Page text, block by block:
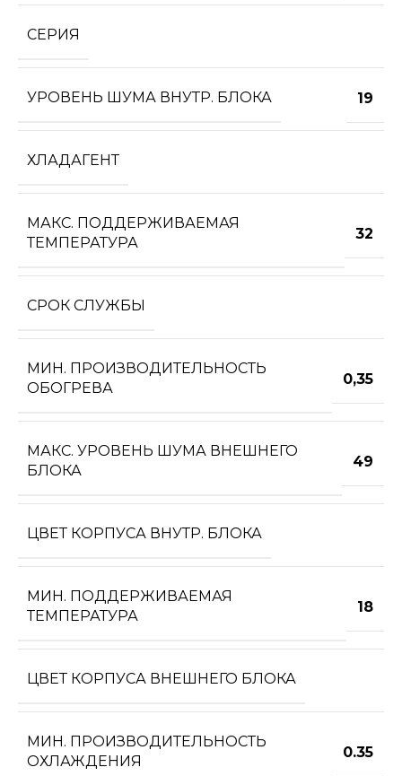
СЕРИЯ
УРОВЕНЬ ШУМА ВНУТР. БЛОКА 19
ХЛАДАГЕНТ
МАКС. ПОДДЕРЖИВАЕМАЯ
ТЕМПЕРАТУРА
32
СРОК СЛУЖБЫ
МИН. ПРОИЗВОДИТЕЛЬНОСТЬ
ОБОГРЕВА
0,35
МАКС. УРОВЕНЬ ШУМА ВНЕШНЕГО
БЛОКА
49
ЦВЕТ КОРПУСА ВНУТР. БЛОКА
МИН. ПОДДЕРЖИВАЕМАЯ
ТЕМПЕРАТУРА
18
ЦВЕТ КОРПУСА ВНЕШНЕГО БЛОКА
МИН. ПРОИЗВОДИТЕЛЬНОСТЬ
ОХЛАЖДЕНИЯ
0.35